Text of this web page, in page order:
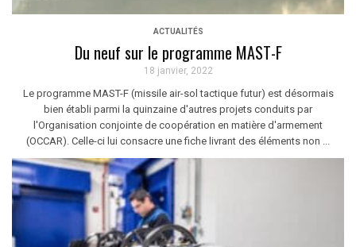
ACTUALITÉS
Du neuf sur le programme MAST-F
18 janvier, 2022
Le programme MAST-F (missile air-sol tactique futur) est désormais
bien établi parmi la quinzaine d'autres projets conduits par
l'Organisation conjointe de coopération en matière d'armement
(OCCAR). Celle-ci lui consacre une fiche livrant des éléments non ...